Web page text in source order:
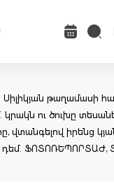
Սիլիկյան թաղամասի
ու ծուխը
վտանգելով իրենց
ՖՈՏՈՌԵՊՈՐՏԱԺ,